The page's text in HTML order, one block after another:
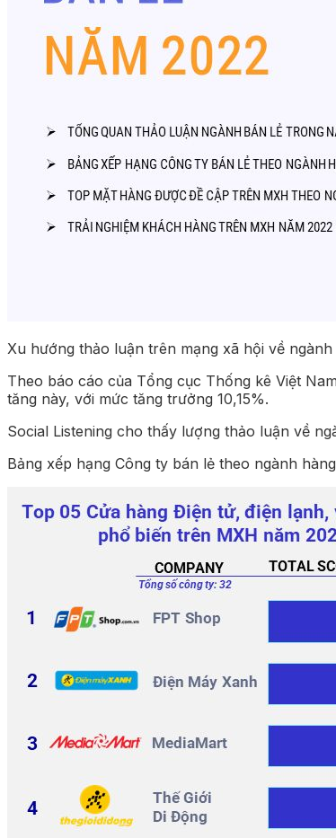
Xu hướng thảo luận trên mạng xã hội về
Theo báo cáo của Tổng cục Thống kê Việt
tăng này, với mức tăng trưởng 10,15%.
Social Listening cho thấy lượng thảo luận về
Bảng xếp hạng Công ty bán lẻ theo ngành hàng